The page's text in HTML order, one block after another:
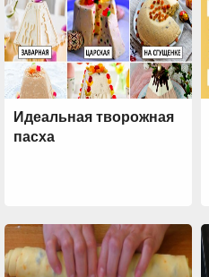
Идеальная творожная
пасха